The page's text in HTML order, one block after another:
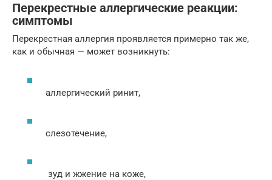
Перекрестные аллергические реакции:
симптомы
Перекрестная аллергия проявляется примерно так же,
как и обычная — может возникнуть:
аллергический ринит,
слезотечение,
зуд и жжение на коже,